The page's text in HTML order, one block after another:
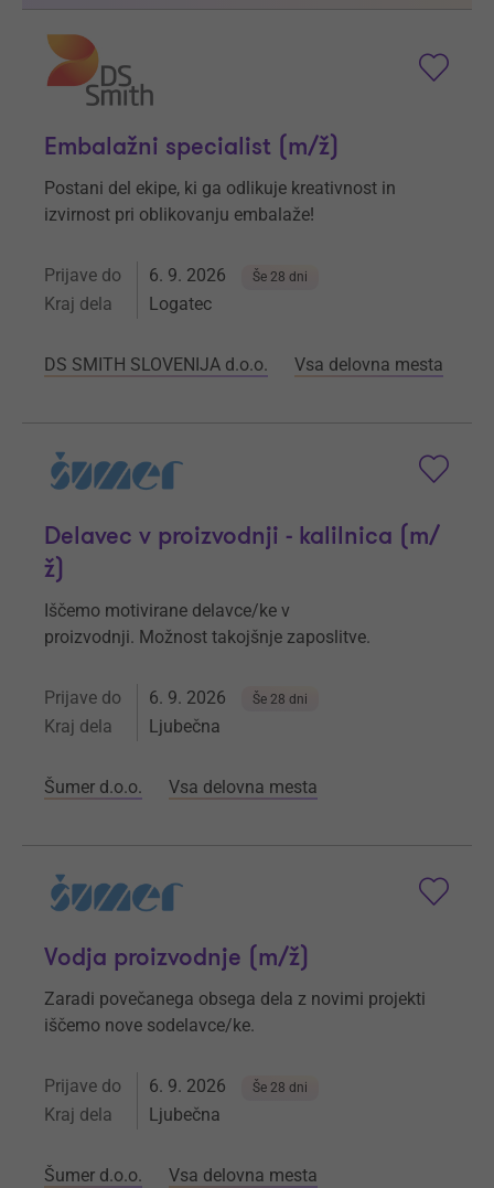
Embalažni specialist (m/ž)
Postani del ekipe, ki ga odlikuje kreativnost in
izvirnost pri oblikovanju embalaže!
Prijave do 6. 9. 2026 Še 28 dni
Kraj dela Logatec
DS SMITH SLOVENIJA d.o.o. Vsa delovna mesta
Delavec v proizvodnji - kalilnica (m/
ž)
Iščemo motivirane delavce/ke v
proizvodnji. Možnost takojšnje zaposlitve.
Prijave do 6. 9. 2026 Še 28 dni
Kraj dela Ljubečna
Šumer d.o.o. Vsa delovna mesta
Vodja proizvodnje (m/ž)
Zaradi povečanega obsega dela z novimi projekti
iščemo nove sodelavce/ke.
Prijave do 6. 9. 2026 Še 28 dni
Kraj dela Ljubečna
Šumer d.o.o. Vsa delovna mesta